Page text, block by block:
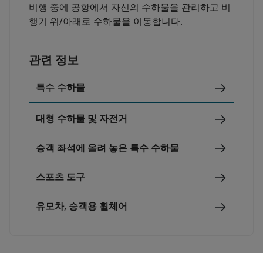
비행 중에 공항에서 자신의 수하물을 관리하고 비
행기 위/아래로 수하물을 이동합니다.
관련 정보
특수 수하물
대형 수하물 및 자전거
승객 좌석에 올려 놓은 특수 수하물
스포츠 도구
유모차, 승객용 휠체어